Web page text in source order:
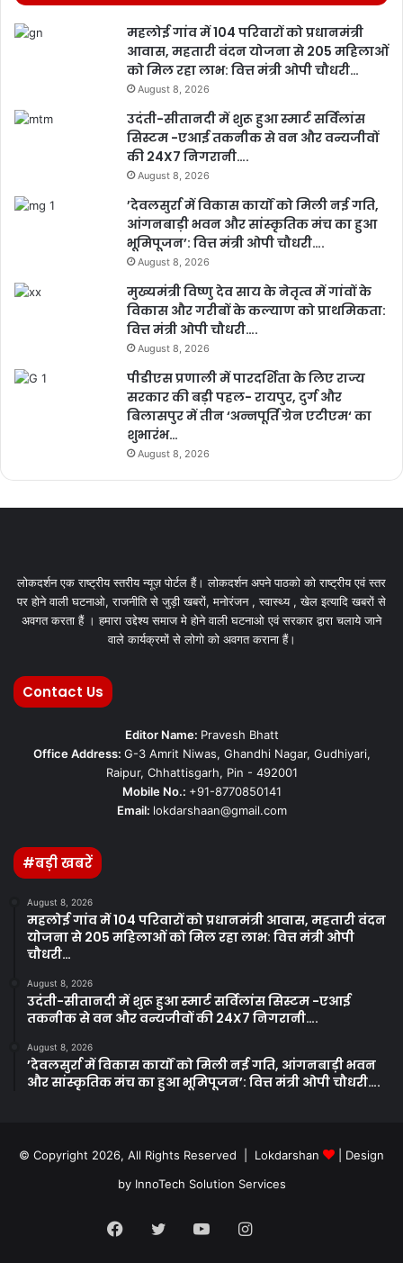
महलोई गांव में 104 परिवारों को प्रधानमंत्री
आवास, महतारी वंदन योजना से 205 महिलाओं
को मिल रहा लाभ: वित्त मंत्री ओपी चौधरी…
August 8, 2026
उदंती-सीतानदी में शुरू हुआ स्मार्ट सर्विलांस
सिस्टम -एआई तकनीक से वन और वन्यजीवों
की 24X7 निगरानी….
August 8, 2026
’देवलसुर्रा में विकास कार्यों को मिली नई गति,
आंगनबाड़ी भवन और सांस्कृतिक मंच का हुआ
भूमिपूजन’: वित्त मंत्री ओपी चौधरी….
August 8, 2026
मुख्यमंत्री विष्णु देव साय के नेतृत्व में गांवों के
विकास और गरीबों के कल्याण को प्राथमिकता:
वित्त मंत्री ओपी चौधरी….
August 8, 2026
पीडीएस प्रणाली में पारदर्शिता के लिए राज्य
सरकार की बड़ी पहल- रायपुर, दुर्ग और
बिलासपुर में तीन ‘अन्नपूर्ति ग्रेन एटीएम‘ का
शुभारंभ…
August 8, 2026
लोकदर्शन एक राष्ट्रीय स्तरीय न्यूज़ पोर्टल हैं। लोकदर्शन अपने पाठको को राष्ट्रीय एवं स्तर
पर होने वाली घटनाओ, राजनीति से जुड़ी खबरों, मनोरंजन , स्वास्थ्य , खेल इत्यादि खबरों से
अवगत करता हैं । हमारा उद्देश्य समाज मे होने वाली घटनाओ एवं सरकार द्वारा चलाये जाने
वाले कार्यक्रमों से लोगो को अवगत कराना हैं।
Contact Us
Editor Name: Pravesh Bhatt
Office Address: G-3 Amrit Niwas, Ghandhi Nagar, Gudhiyari,
Raipur, Chhattisgarh, Pin - 492001
Mobile No.: +91-8770850141
Email: lokdarshaan@gmail.com
#बड़ी खबरें
August 8, 2026
महलोई गांव में 104 परिवारों को प्रधानमंत्री आवास, महतारी वंदन
योजना से 205 महिलाओं को मिल रहा लाभ: वित्त मंत्री ओपी
चौधरी…
August 8, 2026
उदंती-सीतानदी में शुरू हुआ स्मार्ट सर्विलांस सिस्टम -एआई
तकनीक से वन और वन्यजीवों की 24X7 निगरानी….
August 8, 2026
’देवलसुर्रा में विकास कार्यों को मिली नई गति, आंगनबाड़ी भवन
और सांस्कृतिक मंच का हुआ भूमिपूजन’: वित्त मंत्री ओपी चौधरी….
© Copyright 2026, All Rights Reserved | Lokdarshan
| Design
by InnoTech Solution Services
Facebook
Twitter YouTubeInstagram